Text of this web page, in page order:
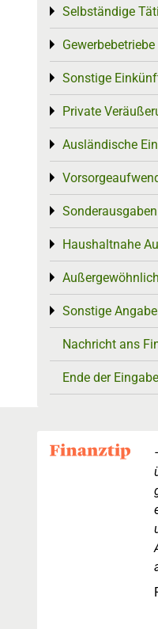
Selbständige
Toggle menu
Gewerbebetriebe
Toggle menu
Sonstige
Toggle menu
Private
Toggle menu
Ausländische
Toggle menu
Toggle menu
Sonderausgaben
Toggle menu
Haushaltnahe
Toggle menu
Toggle menu
Sonstige
Toggle menu
Nachricht ans
Ende der